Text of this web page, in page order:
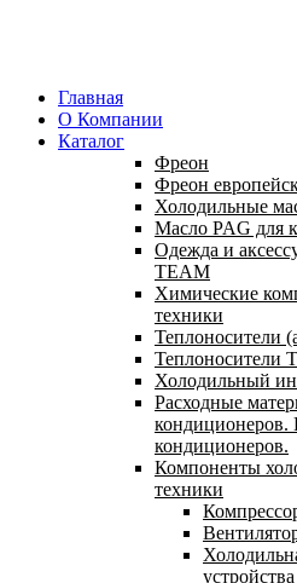
Главная
О Компании
Каталог
Фреон
Фреон
Холодильные
Масло PAG для
Одежда и
TEAM
Химические
техники
Теплоносители
Теплоносители
Холодильный
Расходные
кондиционеров.
кондиционеров.
Компоненты
техники